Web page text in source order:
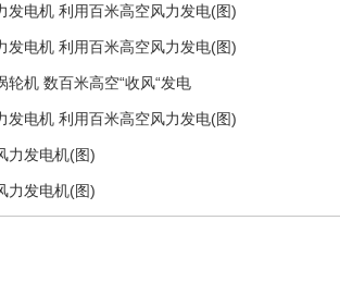
发电机 利用百米高空风力发电(图)
发电机 利用百米高空风力发电(图)
轮机 数百米高空“收风“发电
发电机 利用百米高空风力发电(图)
力发电机(图)
力发电机(图)